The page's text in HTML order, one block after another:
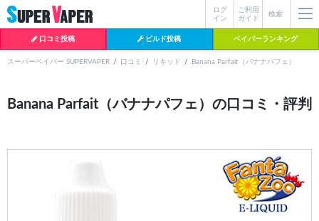
検索
ご利用
ガイド
ログ
イン
口コミ投稿 ビルド投稿 ベイパーランキング
よく検索されているワード
クラプトン
2025 hiliq
スーパーベイパー SUPERVAPER 口コミ リキッド Banana Parfait（バナナパフェ）
Banana Parfait（バナナパフェ）の口コミ・評判
見つからない場合データベースに該当の商品がまだ登録されていない可能